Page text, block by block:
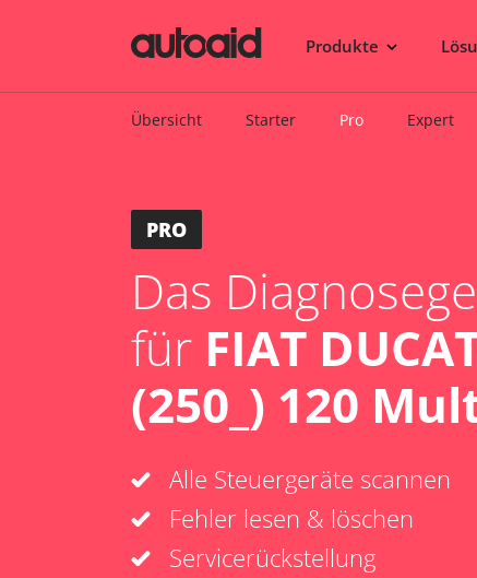
Produkte
Übersicht Starter Pro Expert
PRO
Das
für FIAT
(250_) 120
Alle Steuergeräte scannen
Fehler lesen & löschen
Servicerückstellung